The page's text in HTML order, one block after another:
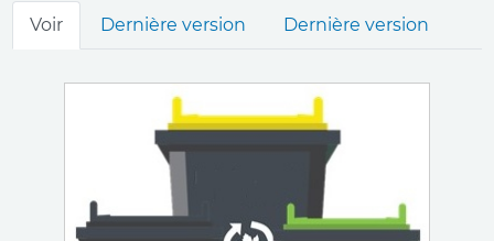
Onglets
Voir Dernière version Dernière version